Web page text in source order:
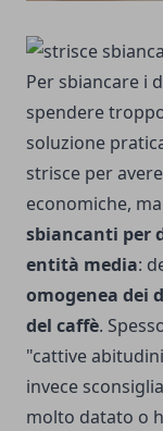
Per sbiancare i
spendere
soluzione
strisce per
economiche,
sbiancanti per
entità media:
omogenea dei
del caffè.
"cattive
invece
molto datato o